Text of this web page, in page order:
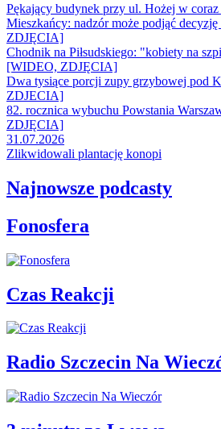
Pękający budynek przy ul. Hożej w coraz
Mieszkańcy: nadzór może podjąć
ZDJĘCIA]
Chodnik na Piłsudskiego: "kobiety na
[WIDEO, ZDJĘCIA]
Dwa tysiące porcji zupy grzybowej pod
ZDJECIA]
82. rocznica wybuchu Powstania
ZDJĘCIA]
31.07.2026
Zlikwidowali plantację konopi
Najnowsze podcasty
Fonosfera
Czas Reakcji
Radio Szczecin Na